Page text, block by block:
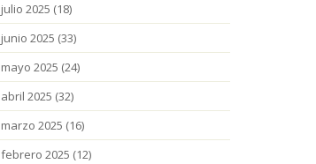
julio 2025 (18)
junio 2025 (33)
mayo 2025 (24)
abril 2025 (32)
marzo 2025 (16)
febrero 2025 (12)